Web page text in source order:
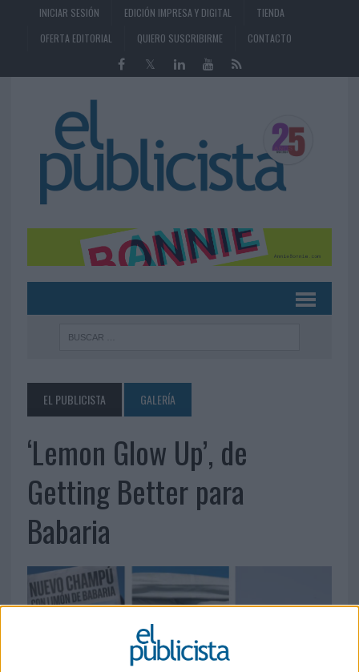
INICIAR SESIÓN EDICIÓN IMPRESA Y DIGITAL
TIENDA
OFERTA EDITORIAL
QUIERO SUSCRIBIRME CONTACTO
EL PUBLICISTA GALERÍA
‘Lemon Glow Up’, de
Getting Better para
Babaria